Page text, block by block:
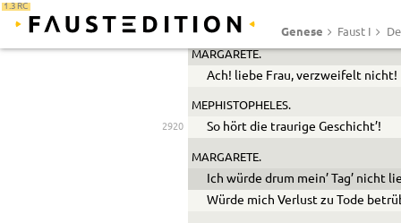
1.3 RC
Genese Faust I
Mein Mann ist todt! Ach ich
MARGARETE.
Ach! liebe Frau, verzweifelt nicht!
MEPHISTOPHELES.
2920 So hört die traurige Geschicht’!
MARGARETE.
Ich würde drum mein’ Tag’ nicht
Würde mich Verlust zu Tode